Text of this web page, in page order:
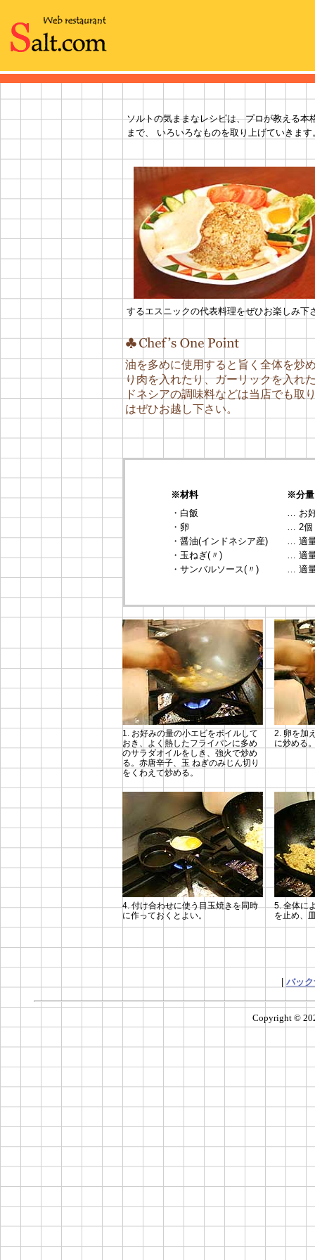
ソルトの気ままなレシピは、プロが教える
まで、 いろいろなものを取り上げていきます
するエスニックの代表料理をぜひお楽しみ
油を多めに使用すると旨く全体を炒
り肉を入れたり、ガーリックを入れ
ドネシアの調味料などは当店でも取
はぜひお越し下さい。
※材料
※分量
・白飯
・卵
・醤油(インドネシア産)
・玉ねぎ(〃)
・サンバルソース(〃)
… お
… 2個
… 適
… 適
… 適
1. お好みの量の小エビをボイルして
おき、よく熱したフライパンに多め
のサラダオイルをしき、強火で炒め
る。赤唐辛子、玉 ねぎのみじん切り
をくわえて炒める。
2. 卵を加
に炒める
4. 付け合わせに使う目玉焼きを同時
に作っておくとよい。
5. 全体に
を止め、
バッ
Copyright ©